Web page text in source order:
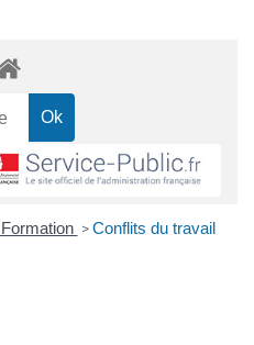
> Conflits du travail